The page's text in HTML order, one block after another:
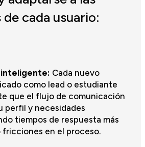
cada usuario:
inteligente: Cada nuevo
como lead o estudiante
que el flujo de comunicación
perfil y necesidades
tiempos de respuesta más
fricciones en el proceso.